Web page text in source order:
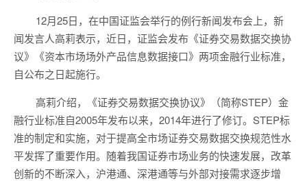
12月25日，在中国证监会举行的例行新闻发布会上，新
闻发言人高莉表示，近日，证监会发布《证券交易数据交换协
议》《资本市场场外产品信息数据接口》两项金融行业标准，
自公布之日起施行。
高莉介绍，《证券交易数据交换协议》（简称STEP）金
融行业标准自2005年发布以来，2014年进行了修订。STEP标
准的制定和实施，对于提高全市场证券交易数据交换规范性水
平发挥了重要作用。随着我国证券市场业务的快速发展，改革
创新的不断深入，沪港通、深港通等与外部对接需求逐步增